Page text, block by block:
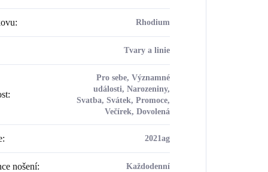
: Rhodium
Tvary a linie
:
Pro sebe, Významné
události, Narozeniny,
Svatba, Svátek, Promoce,
Večírek, Dovolená
: 2021ag
nošení: Každodenní